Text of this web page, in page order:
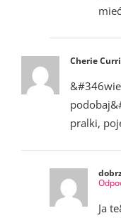
Cherie
pralki,
Ja